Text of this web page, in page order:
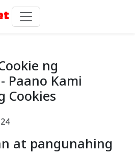
ng
Paano Kami
Cookies
at pangunahing